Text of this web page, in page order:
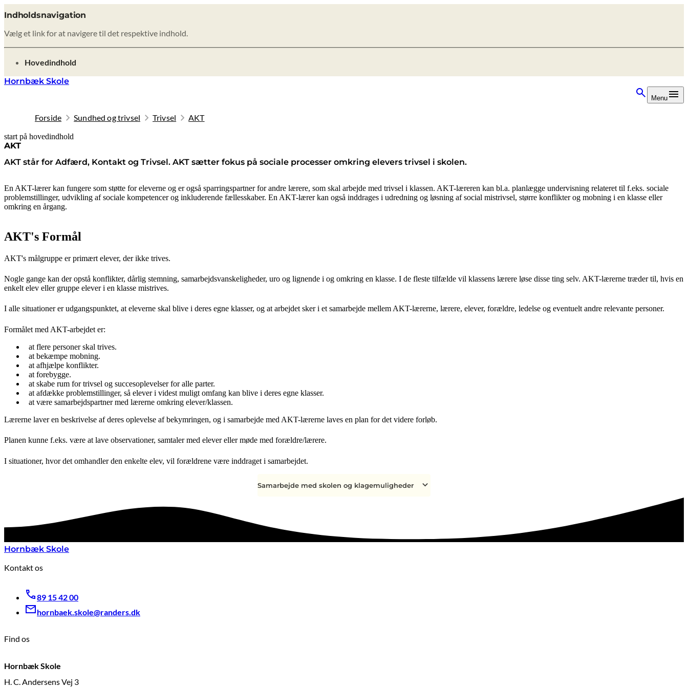
Indholdsnavigation
Vælg et link for at navigere til det respektive indhold.
gå til
Hovedindhold
Hornbæk Skole
Menu
Forside Sundhed og trivsel Trivsel AKT
start på hovedindhold
AKT
AKT står for Adfærd, Kontakt og Trivsel. AKT sætter fokus på sociale processer omkring elevers trivsel i skolen.
senest opdateret 8. oktober 2025
En AKT-lærer kan fungere som støtte for eleverne og er også sparringspartner for andre lærere, som skal arbejde med trivsel i klassen. AKT-læreren kan bl.a. planlægge undervisning relateret til f.eks. sociale
problemstillinger, udvikling af sociale kompetencer og inkluderende fællesskaber. En AKT-lærer kan også inddrages i udredning og løsning af social mistrivsel, større konflikter og mobning i en klasse eller
omkring en årgang.
AKT's Formål
AKT's målgruppe er primært elever, der ikke trives.
Nogle gange kan der opstå konflikter, dårlig stemning, samarbejdsvanskeligheder, uro og lignende i og omkring en klasse. I de fleste tilfælde vil klassens lærere løse disse ting selv. AKT-lærerne træder til, hvis en
enkelt elev eller gruppe elever i en klasse mistrives.
I alle situationer er udgangspunktet, at eleverne skal blive i deres egne klasser, og at arbejdet sker i et samarbejde mellem AKT-lærerne, lærere, elever, forældre, ledelse og eventuelt andre relevante personer.
Formålet med AKT-arbejdet er:
at flere personer skal trives.
at bekæmpe mobning.
at afhjælpe konflikter.
at forebygge.
at skabe rum for trivsel og succesoplevelser for alle parter.
at afdække problemstillinger, så elever i videst muligt omfang kan blive i deres egne klasser.
at være samarbejdspartner med lærerne omkring elever/klassen.
Lærerne laver en beskrivelse af deres oplevelse af bekymringen, og i samarbejde med AKT-lærerne laves en plan for det videre forløb.
Planen kunne f.eks. være at lave observationer, samtaler med elever eller møde med forældre/lærere.
I situationer, hvor det omhandler den enkelte elev, vil forældrene være inddraget i samarbejdet.
Samarbejde med skolen og klagemuligheder
Hornbæk Skole
Kontakt os
89 15 42 00
hornbaek.skole@randers.dk
Find os
Hornbæk Skole
H. C. Andersens Vej 3